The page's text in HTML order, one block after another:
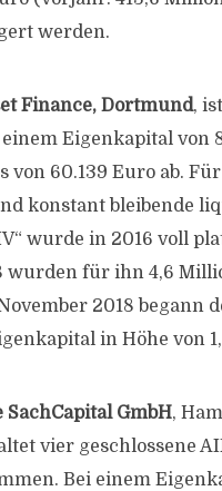
werden.
Finance, Dortmund,
Eigenkapital von
von 60.139 Euro ab.
konstant bleibende
wurde in 2016 voll
wurden für ihn 4,6
2018 begann
in Höhe von
SachCapital GmbH,
vier geschlossene
Bei einem